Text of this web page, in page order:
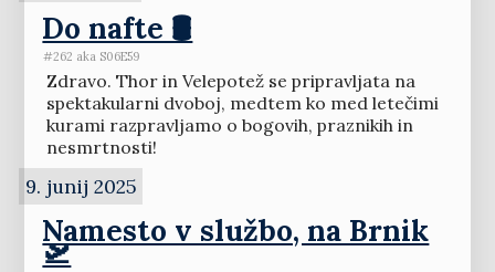
Do nafte 🛢️
#262 aka S06E59
Zdravo. Thor in Velepotež se pripravljata na
spektakularni dvoboj, medtem ko med letečimi
kurami razpravljamo o bogovih, praznikih in
nesmrtnosti!
9. junij 2025
Namesto v službo, na Brnik
🛫